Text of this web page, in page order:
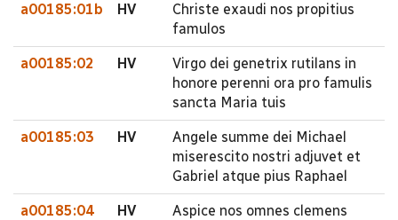
a00185:01b HV
Christe exaudi nos propitius
famulos
a00185:02 HV
Virgo dei genetrix rutilans in
honore perenni ora pro famulis
sancta Maria tuis
a00185:03 HV
Angele summe dei Michael
miserescito nostri adjuvet et
Gabriel atque pius Raphael
a00185:04 HV
Aspice nos omnes clemens